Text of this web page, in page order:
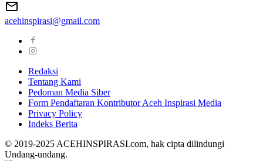
acehinspirasi@gmail.com
Redaksi
Tentang Kami
Pedoman Media Siber
Form Pendaftaran Kontributor Aceh Inspirasi Media
Privacy Policy
Indeks Berita
© 2019-2025 ACEHINSPIRASI.com, hak cipta dilindungi
Undang-undang.